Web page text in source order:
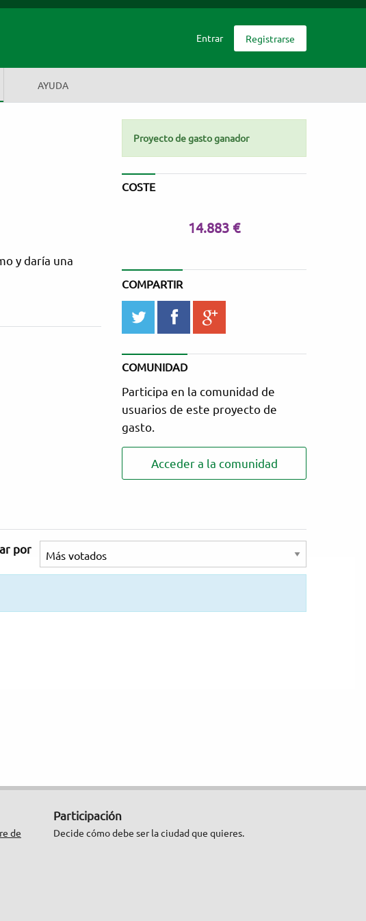
Entrar Registrarse
AYUDA
y daría una
Proyecto de gasto ganador
COSTE
14.883 €
COMPARTIR
twitter facebookgoogle_plus
COMUNIDAD
Participa en la comunidad de
usuarios de este proyecto de
gasto.
Acceder a la comunidad
por
de
Participación
Decide cómo debe ser la ciudad que quieres.